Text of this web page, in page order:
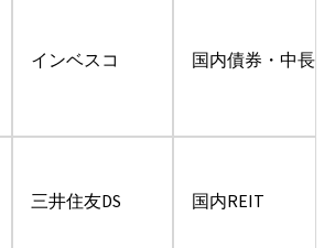
インベスコ 国内債券・中長
三井住友DS 国内REIT